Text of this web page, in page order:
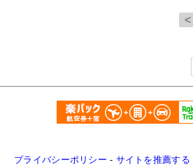
プライバシーポリシー - サイトを推薦する